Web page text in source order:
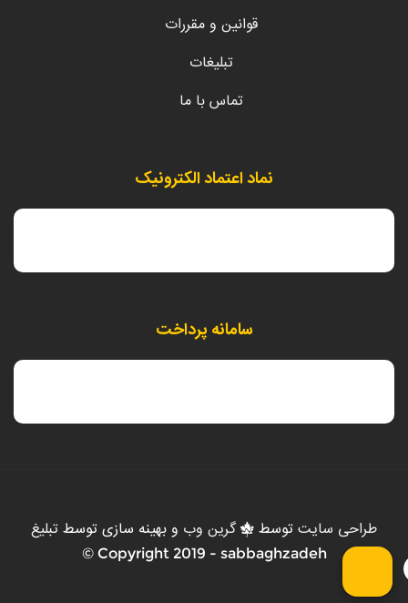
قوانین و مقررات
تبلیغات
تماس با ما
نماد اعتماد الکترونیک
سامانه پرداخت
طراحی سایتتوسط گرین وب و بهینه سازی توسطتبلیغ
Copyright 2019 - sabbaghzadeh ©